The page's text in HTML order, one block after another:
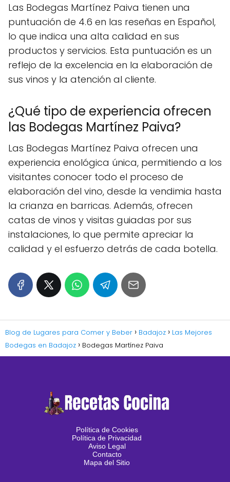
Las Bodegas Martínez Paiva tienen una
puntuación de 4.6 en las reseñas en Español,
lo que indica una alta calidad en sus
productos y servicios. Esta puntuación es un
reflejo de la excelencia en la elaboración de
sus vinos y la atención al cliente.
¿Qué tipo de experiencia ofrecen
las Bodegas Martínez Paiva?
Las Bodegas Martínez Paiva ofrecen una
experiencia enológica única, permitiendo a los
visitantes conocer todo el proceso de
elaboración del vino, desde la vendimia hasta
la crianza en barricas. Además, ofrecen
catas de vinos y visitas guiadas por sus
instalaciones, lo que permite apreciar la
calidad y el esfuerzo detrás de cada botella.
Blog de Lugares para Comer y Beber Badajoz
Las Mejores
Bodegas en Badajoz
Bodegas Martínez Paiva
Política de Cookies
Política de Privacidad
Aviso Legal
Contacto
Mapa del Sitio